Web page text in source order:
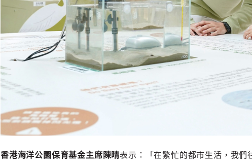
香港海洋公園保育基金主席陳晴表示：「在繁忙的都市生活，我們